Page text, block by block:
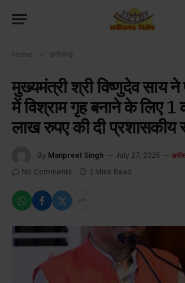
Home छत्तीसगढ़
मुख्यमंत्री श्री विष्णुदेव साय
में विश्राम गृह बनाने के लिए
लाख रुपए की दी प्रशासकीय
By Manpreet Singh July 27, 2025
No Comments 2 Mins Read